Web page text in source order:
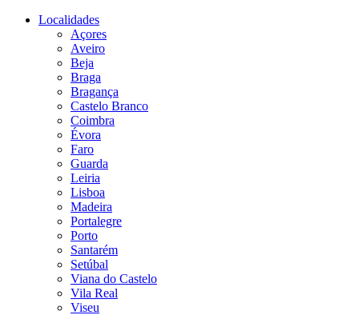
Localidades
Açores
Aveiro
Beja
Braga
Bragança
Castelo Branco
Coimbra
Évora
Faro
Guarda
Leiria
Lisboa
Madeira
Portalegre
Porto
Santarém
Setúbal
Viana do Castelo
Vila Real
Viseu